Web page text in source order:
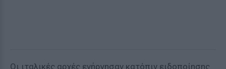
Οι ιταλικές αρχές ενήργησαν κατόπιν ειδοποίησης